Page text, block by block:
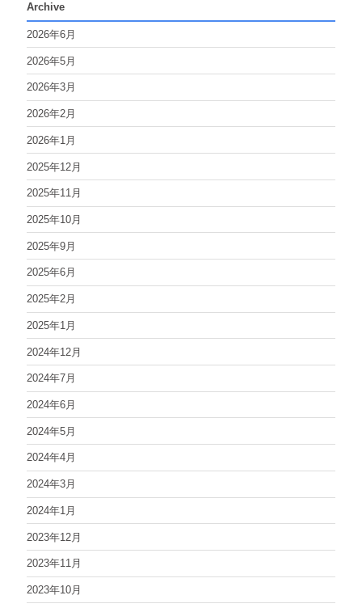
Archive
2026年6月
2026年5月
2026年3月
2026年2月
2026年1月
2025年12月
2025年11月
2025年10月
2025年9月
2025年6月
2025年2月
2025年1月
2024年12月
2024年7月
2024年6月
2024年5月
2024年4月
2024年3月
2024年1月
2023年12月
2023年11月
2023年10月